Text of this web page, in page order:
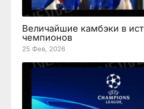
Величайшие камбэки в
чемпионов
25 Фев, 2026